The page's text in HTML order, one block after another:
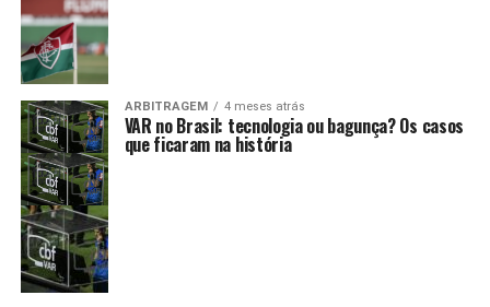
ARBITRAGEM 4 meses atrás
VAR no Brasil: tecnologia ou bagunça? Os casos
que ficaram na história